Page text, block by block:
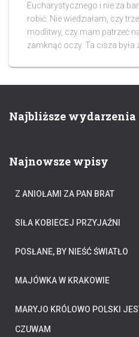
Eucharystycznego i nie za
robić. Nie wiedziałam, czy
modlitwy, czy mam patrzeć
zamknąć oczy. Ta cisza była
Najbliższe wydarzenia
Najnowsze wpisy
Z ANIOŁAMI ZA PAN BRAT
SIŁA KOBIECEJ PRZYJAŹNI
POSŁANE, BY NIEŚĆ ŚWIATŁO
MAJÓWKA W KRAKOWIE
MARYJO KRÓLOWO POLSKI
CZUWAM